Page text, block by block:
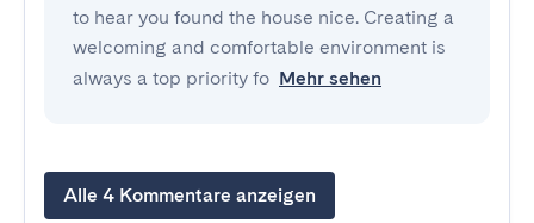
to hear you found the house nice. Creating a
welcoming and comfortable environment is
always a top priority fo Mehr sehen
Alle 4 Kommentare anzeigen